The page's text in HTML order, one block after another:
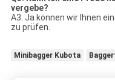
vergebe?
A3: Ja können wir Ihnen
zu prüfen.
Minibagger Kubota